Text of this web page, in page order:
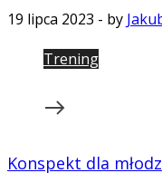
19 lipca 2023 - by
Trening
Konspekt dla